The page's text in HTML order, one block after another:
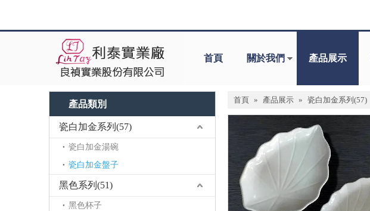
首頁 關於我們 產品展示
產品類別
瓷白加金系列(57)
瓷白加金湯碗
瓷白加金盤子
黑色系列(51)
黑色杯子
首頁 » 產品展示 » 瓷白加金系列(57)